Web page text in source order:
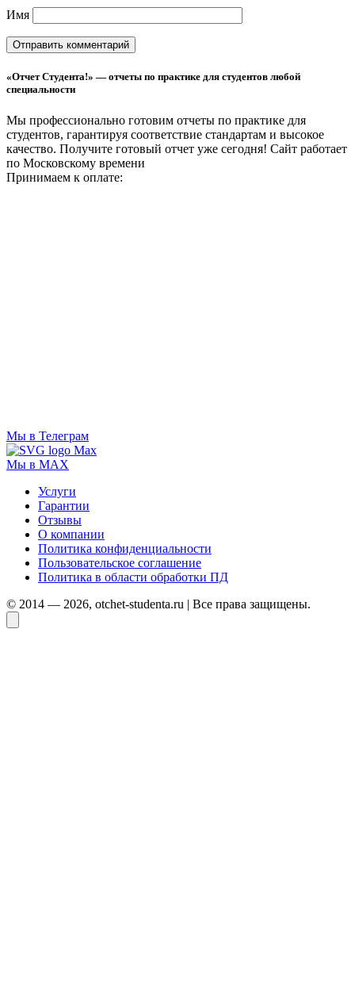
Имя
«Отчет Студента!» — отчеты по практике для студентов любой
специальности
Мы профессионально готовим отчеты по практике для
студентов, гарантируя соответствие стандартам и высокое
качество. Получите готовый отчет уже сегодня! Сайт работает
по Московскому времени
Принимаем к оплате:
Мы в Телеграм
Мы в MAX
Услуги
Гарантии
Отзывы
О компании
Политика конфиденциальности
Пользовательское соглашение
Политика в области обработки ПД
© 2014 — 2026, otchet-studenta.ru | Все права защищены.